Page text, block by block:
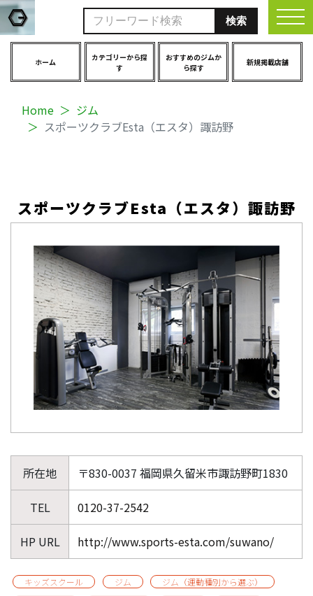
ホーム
カテゴリーから探
す
おすすめのジムか
ら探す
新規掲載店舗
Home
ジム
スポーツクラブEsta（エスタ）諏訪野
スポーツクラブEsta（エスタ）諏訪野
所在地 〒830-0037 福岡県久留米市諏訪野町1830
TEL 0120-37-2542
HP URL http://www.sports-esta.com/suwano/
キッズスクール ジム
ジム（運動種別から選ぶ）